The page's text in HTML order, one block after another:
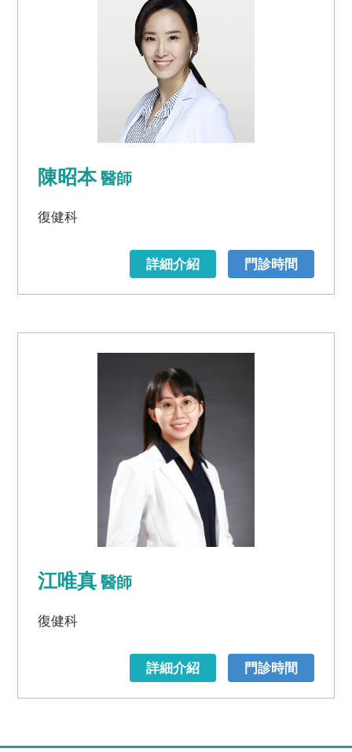
陳昭本 醫師
復健科
門診時間
詳細介紹
江唯真 醫師
復健科
門診時間
詳細介紹